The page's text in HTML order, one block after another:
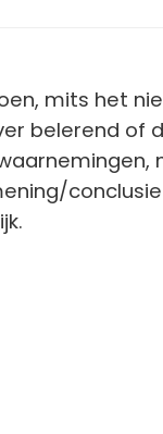
mits het
belerend of